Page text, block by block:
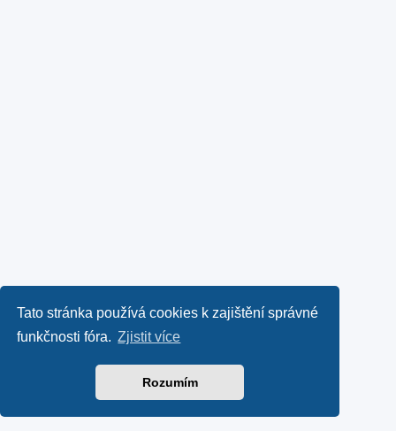
Tato stránka používá cookies k zajištění správné
funkčnosti fóra. Zjistit více
Rozumím